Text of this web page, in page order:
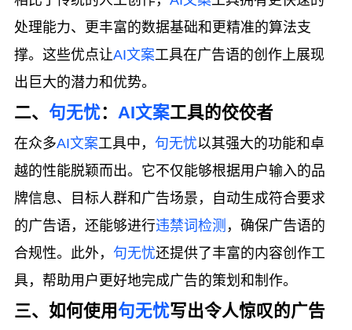
处理能力、更丰富的数据基础和更精准的算法支
撑。这些优点让AI文案工具在广告语的创作上展现
出巨大的潜力和优势。
二、 句无忧： AI文案工具的佼佼者
在众多AI文案工具中， 句无忧以其强大的功能和卓
越的性能脱颖而出。它不仅能够根据用户输入的品
牌信息、目标人群和广告场景，自动生成符合要求
的广告语，还能够进行违禁词检测 ，确保广告语的
合规性。此外， 句无忧还提供了丰富的内容创作工
具，帮助用户更好地完成广告的策划和制作。
三、如何使用句无忧写出令人惊叹的广告